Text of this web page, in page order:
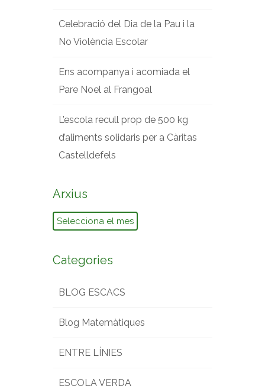
Celebració del Dia de la Pau i la
No Violència Escolar
Ens acompanya i acomiada el
Pare Noel al Frangoal
L’escola recull prop de 500 kg
d’aliments solidaris per a Càritas
Castelldefels
Arxius
Arxius
Categories
BLOG ESCACS
Blog Matemàtiques
ENTRE LÍNIES
ESCOLA VERDA